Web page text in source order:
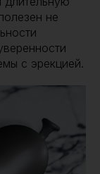
не
с эрекцией.